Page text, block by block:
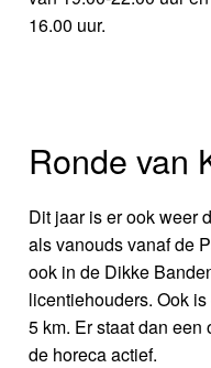
16.00 uur.
Ronde van
Dit jaar is er ook weer
als vanouds vanaf de
ook in de Dikke
licentiehouders. Ook
5 km. Er staat dan
de horeca actief.